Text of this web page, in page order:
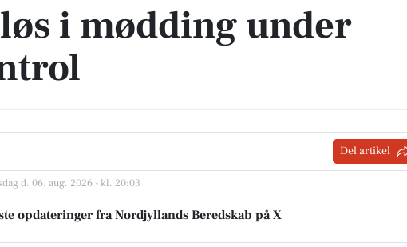
i mødding under
Del artikel
d. 06. aug. 2026 - kl. 20:03
opdateringer fra Nordjyllands Beredskab på X